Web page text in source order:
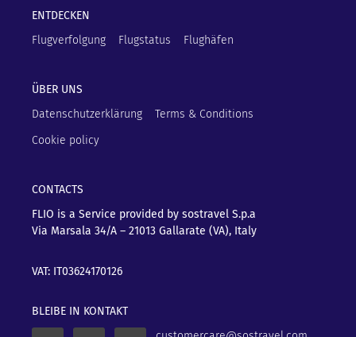
ENTDECKEN
Flugverfolgung
Flugstatus Flughäfen
ÜBER UNS
Datenschutzerklärung
Terms & Conditions
Cookie policy
CONTACTS
FLIO is a Service provided by sostravel S.p.a
Via Marsala 34/A – 21013 Gallarate (VA), Italy
VAT: IT03624170126
BLEIBE IN KONTAKT